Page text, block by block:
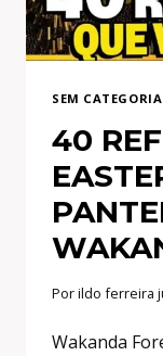
SEM CATEGORIA
40
Porildo ferreira
Wakanda